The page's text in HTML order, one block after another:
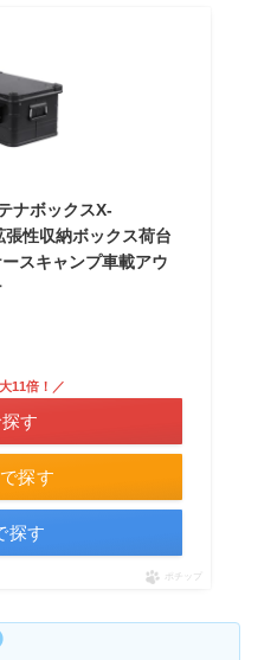
ナボックスX-
性収納ボックス荷台
スキャンプ車載アウ
探す
11倍！／
す
探す
ポチップ